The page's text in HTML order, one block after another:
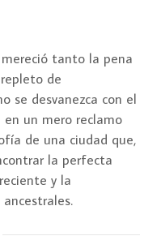
tanto la pena
de
se desvanezca con el
un mero reclamo
de una ciudad que,
la perfecta
y la